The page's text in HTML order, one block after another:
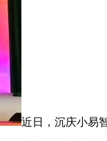
近日，沉庆小易